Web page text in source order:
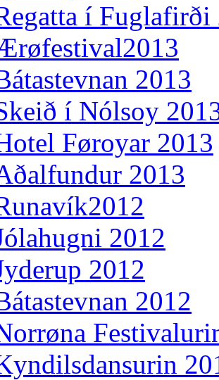
í Fuglafirði
2013
í Nólsoy
Føroyar 2013
2013
2012
2012
2012